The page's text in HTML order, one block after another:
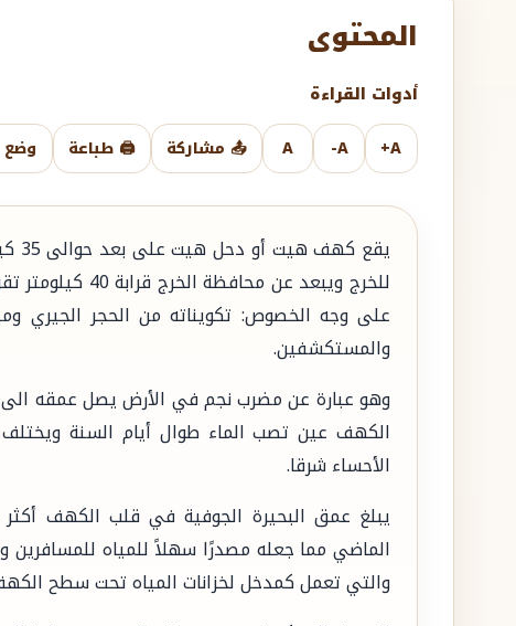
المحتوى
أدوات القراءة
A+
A-
A 📤 مشاركة 🖨️ طباعة وضع
للخرج ويبعد عن
على وجه الخصوص: تكويناته من الحجر الجيري
والمستكشفين.
الكهف عين تصب الماء طوال أيام السنة
الأحساء شرقا.
الماضي مما جعله مصدرًا سهلاً للمياه
والتي تعمل كمدخل لخزانات المياه تحت سطح